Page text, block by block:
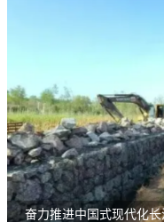
奋力推进中国式现代化